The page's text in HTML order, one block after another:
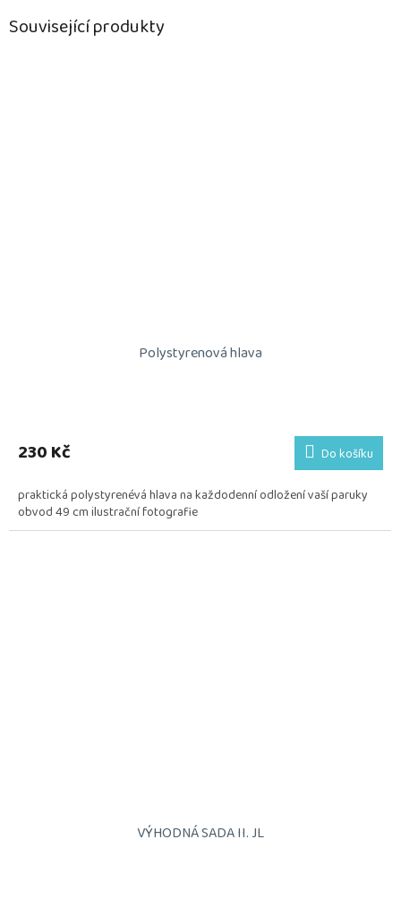
Související produkty
Polystyrenová hlava
230 Kč Do košíku
praktická polystyrenévá hlava na každodenní odložení vaší paruky
obvod 49 cm ilustrační fotografie
VÝHODNÁ SADA II. JL